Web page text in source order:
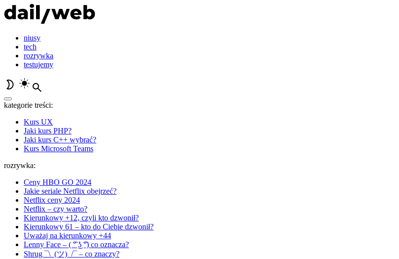
niusy
tech
rozrywka
testujemy
kategorie treści:
Kurs UX
Jaki kurs PHP?
Jaki kurs C++ wybrać?
Kurs Microsoft Teams
rozrywka:
Ceny HBO GO 2024
Jakie seriale Netflix obejrzeć?
Netflix ceny 2024
Netflix – czy warto?
Kierunkowy +12, czyli kto dzwonił?
Kierunkowy 61 – kto do Ciebie dzwonił?
Uważaj na kierunkowy +44
Lenny Face – ( ͡° ͜ʖ ͡°) co oznacza?
Shrug ¯\_(ツ)_/¯ – co znaczy?